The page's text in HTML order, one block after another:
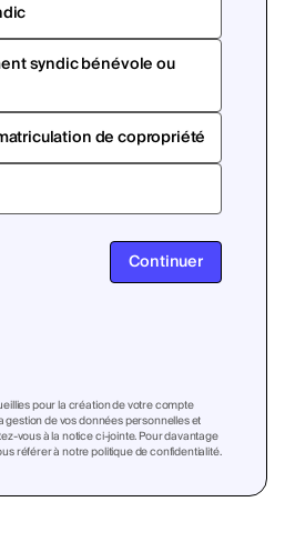
syndic bénévole ou
de copropriété
Continuer
pour la création de votre compte
gestion de vos données personnelles et
vous à la notice ci-jointe. Pour davantage
référer à notre politique de confidentialité.